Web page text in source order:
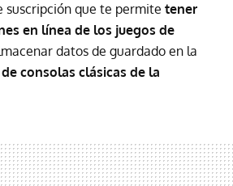
suscripción que te permite tener
en línea de los juegos de
datos de guardado en la
consolas clásicas de la